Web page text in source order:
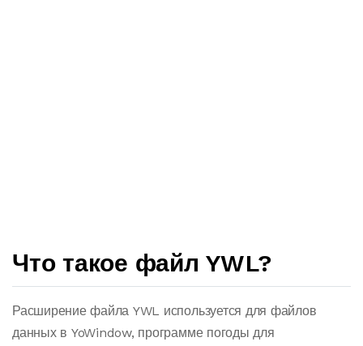
Что такое файл YWL?
Расширение файла YWL используется для файлов
данных в YoWindow, программе погоды для